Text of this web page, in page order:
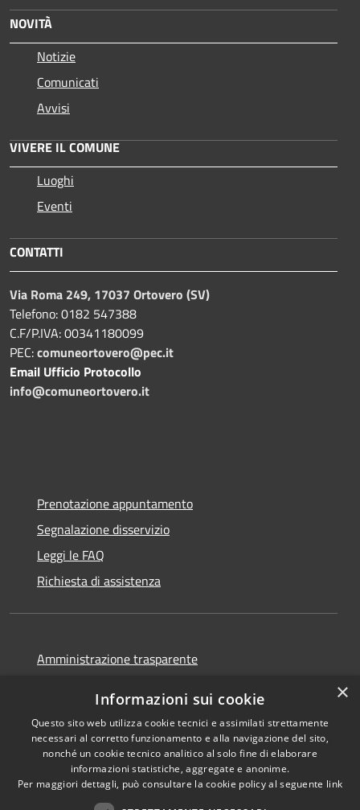
NOVITÀ
Notizie
Comunicati
Avvisi
VIVERE IL COMUNE
Luoghi
Eventi
CONTATTI
Via Roma 249, 17037 Ortovero (SV)
Telefono: 0182 547388
C.F/P.IVA: 00341180099
PEC:comuneortovero@pec.it
Email Ufficio Protocollo
info@comuneortovero.it
Prenotazione appuntamento
Segnalazione disservizio
Leggi le FAQ
Richiesta di assistenza
Amministrazione trasparente
Dichiarazione di accessibilità
×
Informazioni sui cookie
Questo sito web utilizza cookie tecnici e assimilati strettamente
necessari al corretto funzionamento e alla navigazione del sito,
nonché un cookie tecnico analitico al solo fine di elaborare
informazioni statistiche, aggregate e anonime.
Per maggiori dettagli, può consultare la cookie policy al seguente link